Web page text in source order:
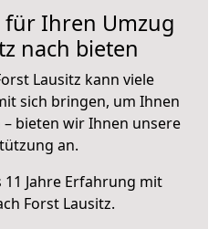
Ihren Umzug
nach bieten
Lausitz kann viele
sich bringen, um Ihnen
bieten wir Ihnen unsere
an.
Jahre Erfahrung mit
Forst Lausitz.